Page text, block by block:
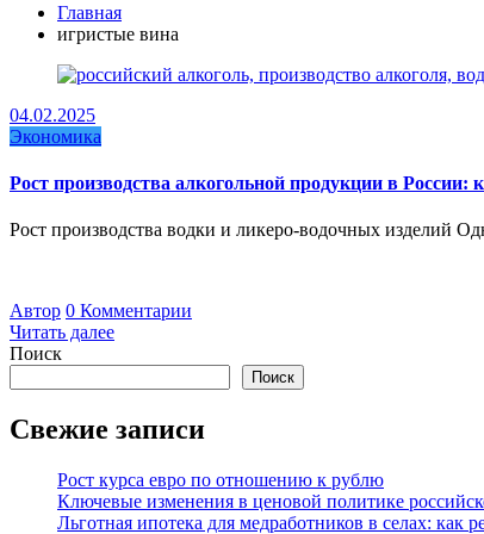
Главная
игристые вина
04.02.2025
Экономика
Рост производства алкогольной продукции в
Рост производства водки и ликеро-водочных изделий
Автор 0 Комментарии
Читать далее
Поиск
Поиск
Свежие записи
Рост курса евро по отношению к рублю
Ключевые изменения в ценовой политике
Льготная ипотека для медработников в селах: